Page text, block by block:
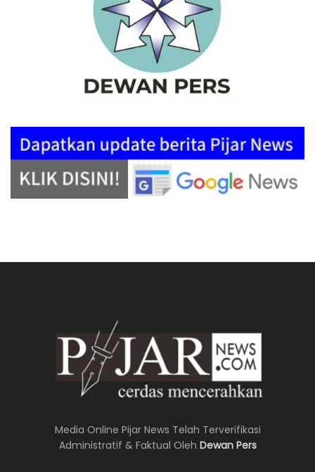
Media Online Pijar News Telah Terverifikasi
Administratif & Faktual Oleh Dewan Pers